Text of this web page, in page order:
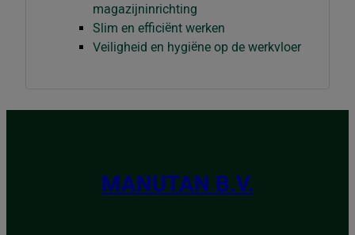
magazijninrichting
Slim en efficiënt werken
Veiligheid en hygiëne op de werkvloer
MANUTAN B.V.